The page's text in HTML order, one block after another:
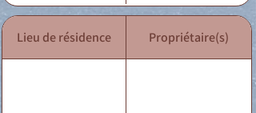
Lieu de résidence Propriétaire(s)